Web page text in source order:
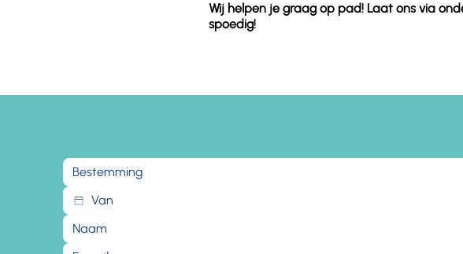
Wij helpen je graag op pad! Laat ons via
spoedig!